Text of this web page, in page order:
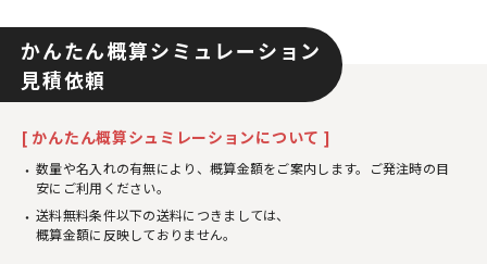
かんたん概算シミュレーション
見積依頼
[ かんたん概算シュミレーションについて ]
数量や名入れの有無により、概算金額をご案内します。ご発注時の目
安にご利用ください。
送料無料条件以下の送料につきましては、
概算金額に反映しておりません。